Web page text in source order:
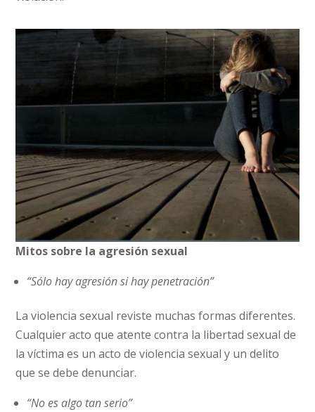
Mitos sobre la agresión sexual
“Sólo hay agresión si hay penetración”
La violencia sexual reviste muchas formas diferentes.
Cualquier acto que atente contra la libertad sexual de
la víctima es un acto de violencia sexual y un delito
que se debe denunciar.
“No es algo tan serio”